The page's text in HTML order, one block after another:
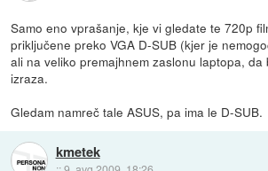
Samo eno vprašanje, kje vi gledate te 720p
priključene preko VGA D-SUB (kjer je
ali na veliko premajhnem zaslonu laptopa, da
izraza.
Gledam namreč tale ASUS, pa ima le D-SUB.
kmetek